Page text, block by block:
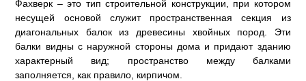
Фахверк – это тип строительной конструкции, при котором
несущей основой служит пространственная секция из
диагональных балок из древесины хвойных пород. Эти
балки видны с наружной стороны дома и придают зданию
характерный вид; пространство между балками
заполняется, как правило, кирпичом.